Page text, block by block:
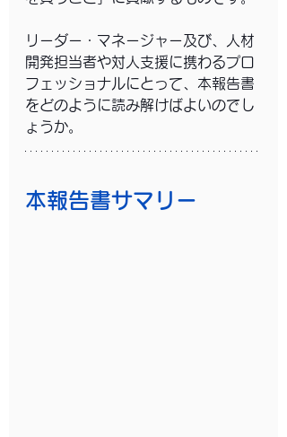
リーダー・マネージャー及び、人材
開発担当者や対人支援に携わるプロ
フェッショナルにとって、本報告書
をどのように読み解けばよいのでし
ょうか。
本報告書サマリー